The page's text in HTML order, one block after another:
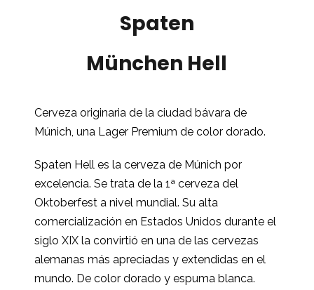
Spaten
München Hell
Cerveza originaria de la ciudad bávara de
Múnich, una Lager Premium de color dorado.
Spaten Hell es la cerveza de Múnich por
excelencia. Se trata de la 1ª cerveza del
Oktoberfest a nivel mundial. Su alta
comercialización en Estados Unidos durante el
siglo XIX la convirtió en una de las cervezas
alemanas más apreciadas y extendidas en el
mundo. De color dorado y espuma blanca.